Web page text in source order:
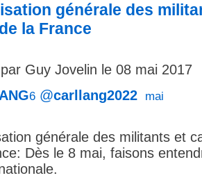
générale des
la France
Guy Jovelin le 08 mai 2017
@carllang2022 6 mai
générale des militants et
Dès le 8 mai, faisons